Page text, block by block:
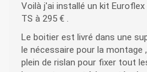
Voilà j'ai installé un kit
TS à 295 € .
Le boitier est livré dans une
le nécessaire pour la montage
plein de rislan pour fixer tout